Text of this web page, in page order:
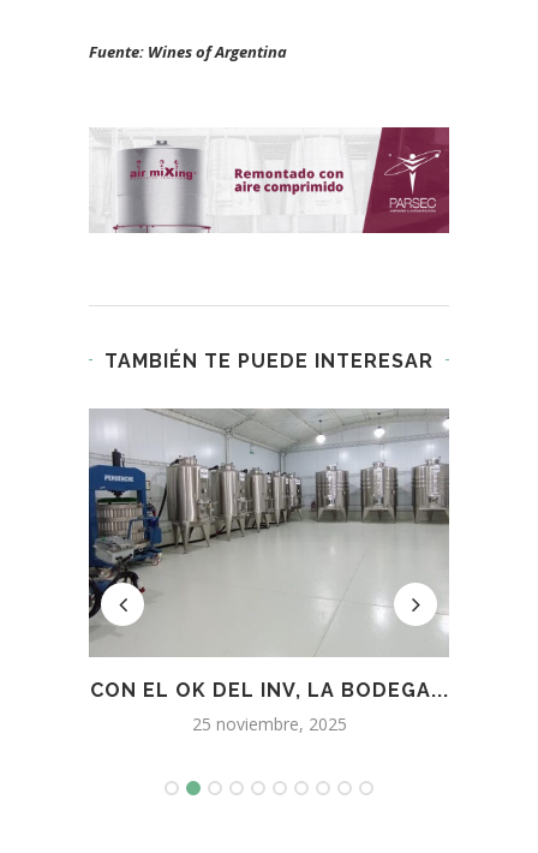
Fuente: Wines of Argentina
TAMBIÉN TE PUEDE INTERESAR
CON EL OK DEL INV, LA BODEGA...
25 noviembre, 2025